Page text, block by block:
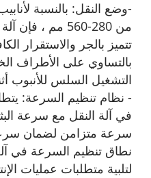
من 280-560 مم ،
تتميز بالجر والاستقرار
بالتساوي على الأطراف
التشغيل السلس للأنبوب
- نظام تنظيم السرعة:
في آلة النقل مع سرعة
سرعة متزامن لضمان سرعة
نطاق تنظيم السرعة في
لتلبية متطلبات عمليات